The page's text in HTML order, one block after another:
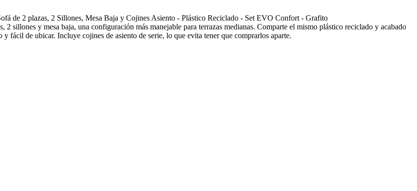
de 2 plazas, 2 Sillones, Mesa Baja y Cojines Asiento - Plástico Reciclado - Set EVO Confort - Grafito
sillones y mesa baja, una configuración más manejable para terrazas medianas. Comparte el mismo plástico reciclado y acabado
fácil de ubicar. Incluye cojines de asiento de serie, lo que evita tener que comprarlos aparte.